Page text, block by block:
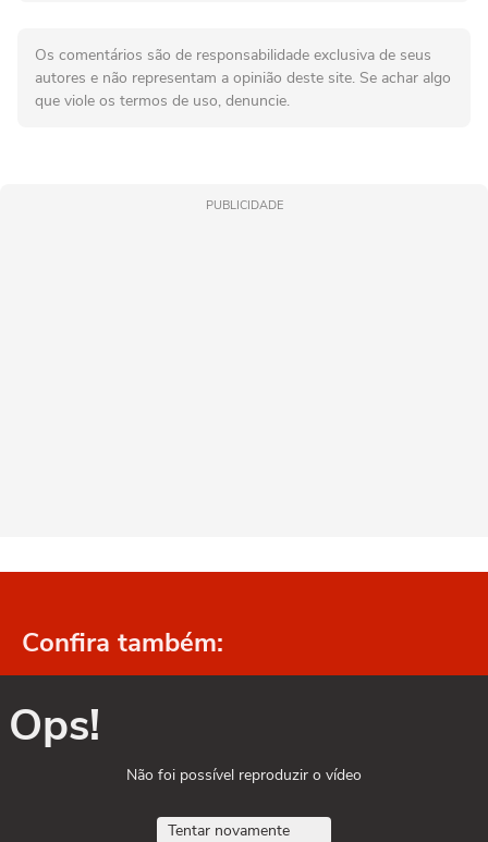
Os comentários são de responsabilidade exclusiva de seus
autores e não representam a opinião deste site. Se achar algo
que viole os termos de uso, denuncie.
PUBLICIDADE
Confira também:
Ops!
Não foi possível reproduzir o vídeo
Tentar novamente